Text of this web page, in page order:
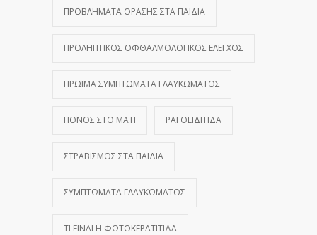
ΠΡΟΒΛΉΜΑΤΑ ΌΡΑΣΗΣ ΣΤΑ ΠΑΙΔΙΆ
ΠΡΟΛΗΠΤΙΚΌΣ ΟΦΘΑΛΜΟΛΟΓΙΚΌΣ ΈΛΕΓΧΟΣ
ΠΡΏΙΜΑ ΣΥΜΠΤΏΜΑΤΑ ΓΛΑΥΚΏΜΑΤΟΣ
ΠΌΝΟΣ ΣΤΟ ΜΆΤΙ ΡΑΓΟΕΙΔΊΤΙΔΑ
ΣΤΡΑΒΙΣΜΌΣ ΣΤΑ ΠΑΙΔΙΆ
ΣΥΜΠΤΏΜΑΤΑ ΓΛΑΥΚΏΜΑΤΟΣ
ΤΙ ΕΊΝΑΙ Η ΦΩΤΟΚΕΡΑΤΊΤΙΔΑ